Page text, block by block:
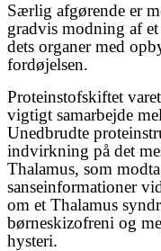
Særlig afgørende er
gradvis modning af
dets organer med
fordøjelsen.
Proteinstofskiftet
vigtigt samarbejde
Unedbrudte
indvirkning på det
Thalamus, som
sanseinformationer
om et Thalamus
børneskizofreni og
hysteri.